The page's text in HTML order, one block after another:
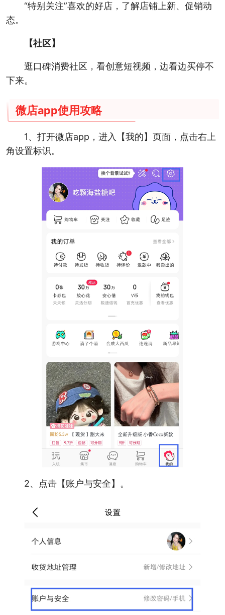
“特别关注”喜欢的好店，了解店铺上新、促销动
态。
【社区】
逛口碑消费社区，看创意短视频，边看边买停不
下来。
微店app使用攻略
1、打开微店app，进入【我的】页面，点击右上
角设置标识。
2、点击【账户与安全】。